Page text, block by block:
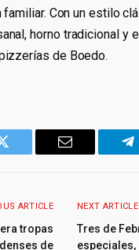
Con un estilo
horno tradicional y
de Boedo.
Twitter Email
ARTICLE
tropas
de
NEXT ARTICLE
Tres de
especiales,